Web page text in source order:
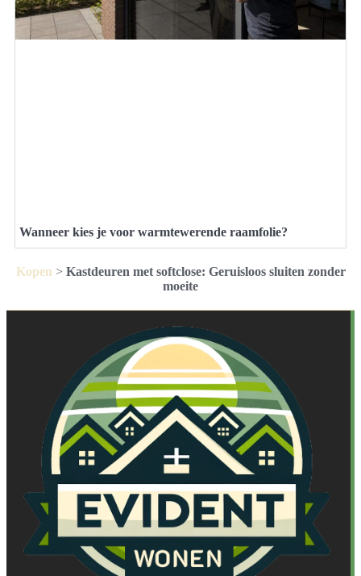
Wanneer kies je voor warmtewerende raamfolie?
Kopen > Kastdeuren met softclose: Geruisloos sluiten zonder
moeite